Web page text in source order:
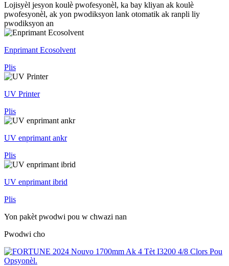
Lojisyèl jesyon koulè pwofesyonèl, ka bay kliyan ak koulè
pwofesyonèl, ak yon pwodiksyon lank otomatik ak ranpli liy
pwodiksyon an
Enprimant Ecosolvent
Plis
UV Printer
Plis
UV enprimant ankr
Plis
UV enprimant ibrid
Plis
Yon pakèt pwodwi pou w chwazi nan
Pwodwi cho